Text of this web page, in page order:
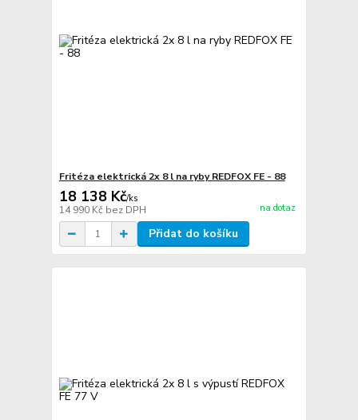
Fritéza elektrická 2x 8 l na ryby REDFOX FE - 88
18 138 Kč/ks
14 990 Kč bez DPH na dotaz
Přidat do košíku